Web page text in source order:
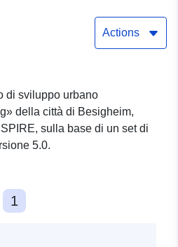
Actions
di sviluppo urbano
della città di Besigheim,
sulla base di un set di
5.0.
1